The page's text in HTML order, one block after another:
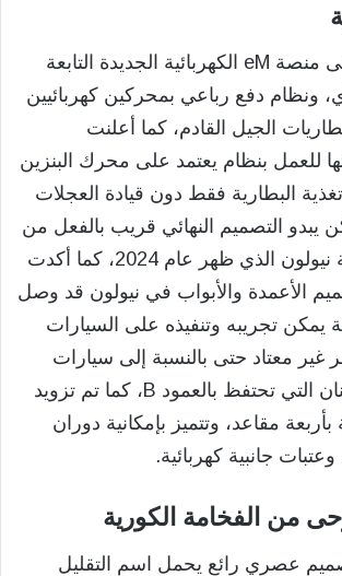
تعتمد السيارة على منصة eM الكهربائية الجديدة التابعة
ونظام دفع رباعي بمحركين كهربائيين
الجيل القادم، كما أعلنت
للعمل بنظام يعتمد على محرك البنزين
البطارية فقط دون قيادة العجلات
يبدو التصميم النهائي قريب بالفعل من
السيارة الاختبارية نيولون الذي ظهر عام 2024، كما أكدت
الأعمدة والأبواب في نيولون قد وصل
يمكن تجريبه وتنفيذه على السيارات
غير معتاد حتى بالنسبة إلى سيارات
رولز رويس كولينان التي تحتفظ بالعمود B، كما تم تزويد
بأربعة مقاعد، وتتميز بإمكانية دوران
وعتبات جانبية كهربائية.
من الفخامة الكورية
عصري رائع يحمل اسم التقليل